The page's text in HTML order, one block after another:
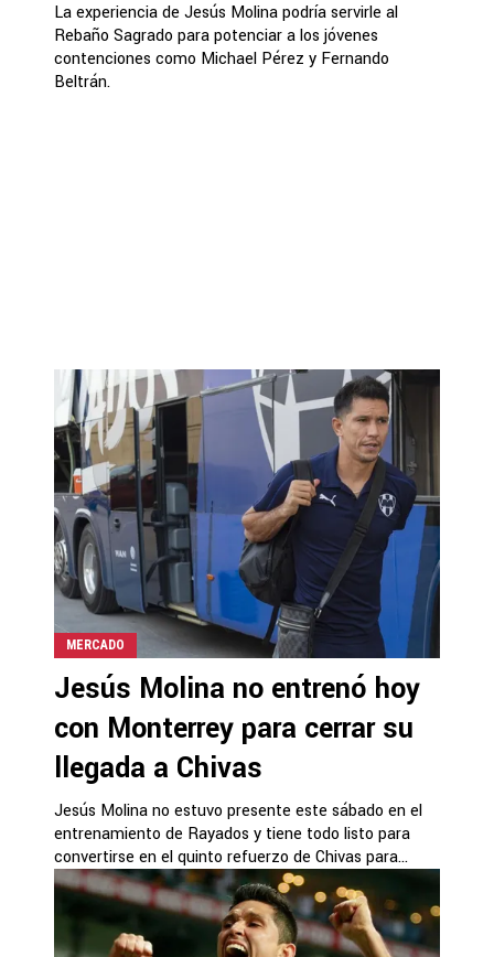
La experiencia de Jesús Molina podría servirle al
Rebaño Sagrado para potenciar a los jóvenes
contenciones como Michael Pérez y Fernando
Beltrán.
MERCADO
Jesús Molina no entrenó hoy
con Monterrey para cerrar su
llegada a Chivas
Jesús Molina no estuvo presente este sábado en el
entrenamiento de Rayados y tiene todo listo para
convertirse en el quinto refuerzo de Chivas para...